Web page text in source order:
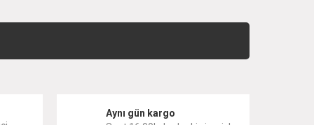
Aynı gün kargo